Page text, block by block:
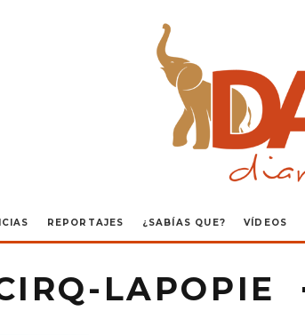
REPORTAJES ¿SABÍAS QUE? VÍDEOS
LAPOPIE